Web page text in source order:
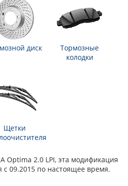
диск
Тормозные
колодки
Щетки
Optima 2.0 LPI, эта модификация
с 09.2015 по настоящее время.